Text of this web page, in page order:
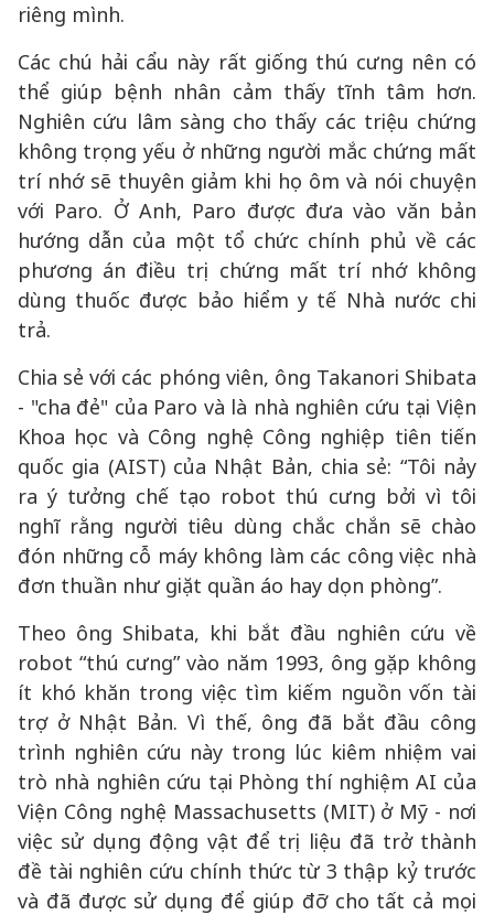
riêng mình.
Các chú hải cẩu này rất giống thú cưng nên có
thể giúp bệnh nhân cảm thấy tĩnh tâm hơn.
Nghiên cứu lâm sàng cho thấy các triệu chứng
không trọng yếu ở những người mắc chứng mất
trí nhớ sẽ thuyên giảm khi họ ôm và nói chuyện
với Paro. Ở Anh, Paro được đưa vào văn bản
hướng dẫn của một tổ chức chính phủ về các
phương án điều trị chứng mất trí nhớ không
dùng thuốc được bảo hiểm y tế Nhà nước chi
trả.
Chia sẻ với các phóng viên, ông Takanori Shibata
- "cha đẻ" của Paro và là nhà nghiên cứu tại Viện
Khoa học và Công nghệ Công nghiệp tiên tiến
quốc gia (AIST) của Nhật Bản, chia sẻ: “Tôi nảy
ra ý tưởng chế tạo robot thú cưng bởi vì tôi
nghĩ rằng người tiêu dùng chắc chắn sẽ chào
đón những cỗ máy không làm các công việc nhà
đơn thuần như giặt quần áo hay dọn phòng”.
Theo ông Shibata, khi bắt đầu nghiên cứu về
robot “thú cưng” vào năm 1993, ông gặp không
ít khó khăn trong việc tìm kiếm nguồn vốn tài
trợ ở Nhật Bản. Vì thế, ông đã bắt đầu công
trình nghiên cứu này trong lúc kiêm nhiệm vai
trò nhà nghiên cứu tại Phòng thí nghiệm AI của
Viện Công nghệ Massachusetts (MIT) ở Mỹ - nơi
việc sử dụng động vật để trị liệu đã trở thành
đề tài nghiên cứu chính thức từ 3 thập kỷ trước
và đã được sử dụng để giúp đỡ cho tất cả mọi